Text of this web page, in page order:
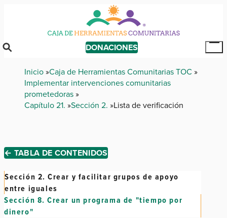
content
DONACIONES
Breadcrumb
Inicio Caja de Herramientas Comunitarias TOC
Implementar intervenciones comunitarias
prometedoras
Capítulo 21. Sección 2. Lista de verificación
← TABLA DE CONTENIDOS
Sección 2. Crear y facilitar grupos de apoyo
entre iguales
Sección 8. Crear un programa de "tiempo por
dinero"